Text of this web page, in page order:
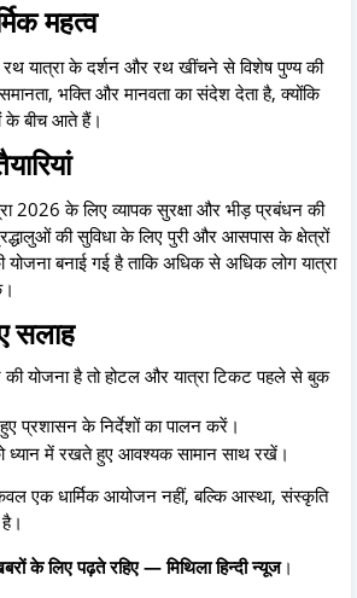
महत्व
रथ यात्रा के दर्शन और रथ खींचने से विशेष पुण्य की
भक्ति और मानवता का संदेश देता है, क्योंकि
के बीच आते हैं।
2026 के लिए व्यापक सुरक्षा और भीड़ प्रबंधन की
की सुविधा के लिए पुरी और आसपास के क्षेत्रों
बनाई गई है ताकि अधिक से अधिक लोग यात्रा
सलाह
की योजना है तो होटल और यात्रा टिकट पहले से बुक
प्रशासन के निर्देशों का पालन करें।
ध्यान में रखते हुए आवश्यक सामान साथ रखें।
एक धार्मिक आयोजन नहीं, बल्कि आस्था, संस्कृति
के लिए पढ़ते रहिए — मिथिला हिन्दी न्यूज।